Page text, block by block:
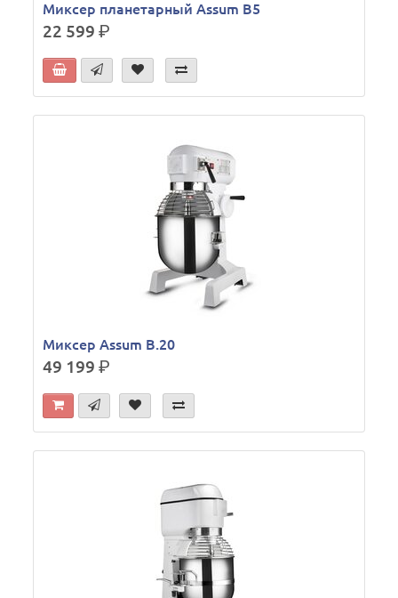
Миксер планетарный Assum B5
22 599р.
Миксер Assum B.20
49 199р.